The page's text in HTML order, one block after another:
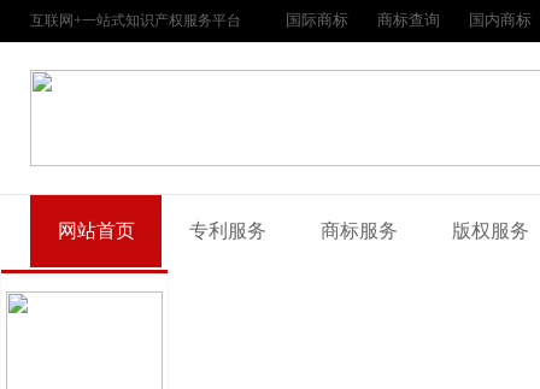
互联网+一站式知识产权服务平台 国际商标 商标查询 国内商标
网站首页 专利服务 商标服务 版权服务